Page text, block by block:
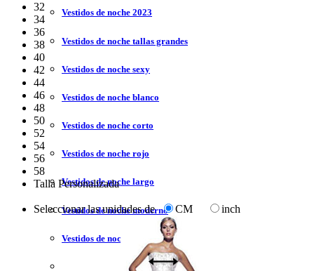
Vestidos de noche 2023
Vestidos de noche tallas grandes
Vestidos de noche sexy
Vestidos de noche blanco
Vestidos de noche corto
Vestidos de noche rojo
Vestidos de noche largo
Vestidos de noche moderno
Vestidos de noche sin tirantes
32
34
36
38
40
42
44
46
48
50
52
54
56
58
Talla Personalizada
Seleccionar las unidades de CM inch